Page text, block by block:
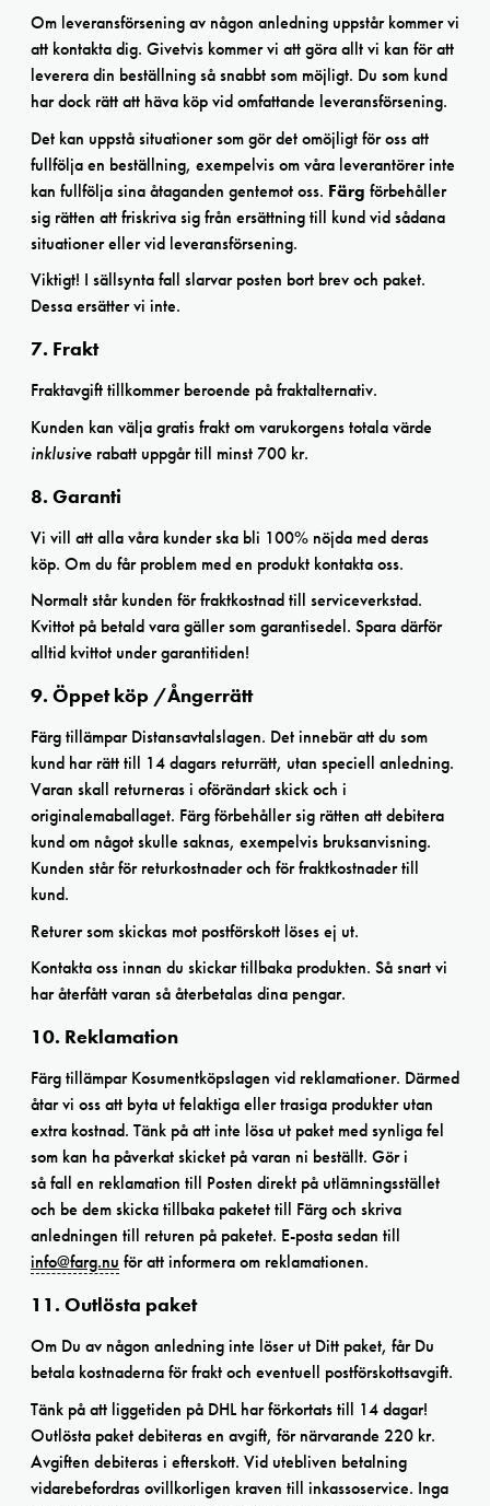
Om leveransförsening av någon anledning uppstår kommer vi
att kontakta dig. Givetvis kommer vi att göra allt vi kan för att
leverera din beställning så snabbt som möjligt. Du som kund
har dock rätt att häva köp vid omfattande leveransförsening.
Det kan uppstå situationer som gör det omöjligt för oss att
fullfölja en beställning, exempelvis om våra leverantörer inte
kan fullfölja sina åtaganden gentemot oss. Färg förbehåller
sig rätten att friskriva sig från ersättning till kund vid sådana
situationer eller vid leveransförsening.
Viktigt! I sällsynta fall slarvar posten bort brev och paket.
Dessa ersätter vi inte.
7. Frakt
Fraktavgift tillkommer beroende på fraktalternativ.
Kunden kan välja gratis frakt om varukorgens totala värde
inklusive rabatt uppgår till minst 700 kr.
8. Garanti
Vi vill att alla våra kunder ska bli 100% nöjda med deras
köp. Om du får problem med en produkt kontakta oss.
Normalt står kunden för fraktkostnad till serviceverkstad.
Kvittot på betald vara gäller som garantisedel. Spara därför
alltid kvittot under garantitiden!
9. Öppet köp /Ångerrätt
Färg tillämpar Distansavtalslagen. Det innebär att du som
kund har rätt till 14 dagars returrätt, utan speciell anledning.
Varan skall returneras i oförändart skick och i
originalemaballaget. Färg förbehåller sig rätten att debitera
kund om något skulle saknas, exempelvis bruksanvisning.
Kunden står för returkostnader och för fraktkostnader till
kund.
Returer som skickas mot postförskott löses ej ut.
Kontakta oss innan du skickar tillbaka produkten. Så snart vi
har återfått varan så återbetalas dina pengar.
10. Reklamation
Färg tillämpar Kosumentköpslagen vid reklamationer. Därmed
åtar vi oss att byta ut felaktiga eller trasiga produkter utan
extra kostnad. Tänk på att inte lösa ut paket med synliga fel
som kan ha påverkat skicket på varan ni beställt. Gör i
så fall en reklamation till Posten direkt på utlämningsstället
och be dem skicka tillbaka paketet till Färg och skriva
anledningen till returen på paketet. E-posta sedan till
info@farg.nu för att informera om reklamationen.
11. Outlösta paket
Om Du av någon anledning inte löser ut Ditt paket, får Du
betala kostnaderna för frakt och eventuell postförskottsavgift.
Tänk på att liggetiden på DHL har förkortats till 14 dagar!
Outlösta paket debiteras en avgift, för närvarande 220 kr.
Avgiften debiteras i efterskott. Vid utebliven betalning
vidarebefordras ovillkorligen kraven till inkassoservice. Inga